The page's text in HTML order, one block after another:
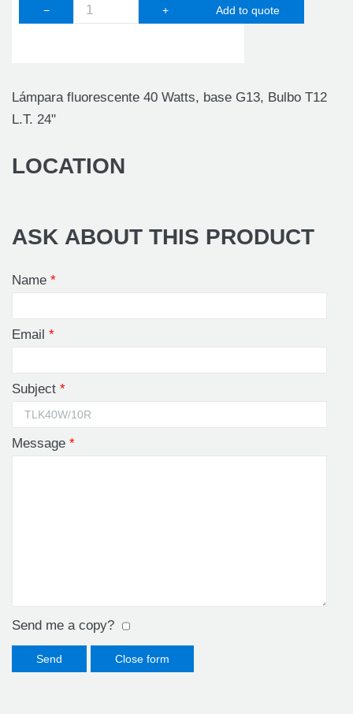
− +
Lámpara fluorescente 40 Watts, base G13, Bulbo T12
L.T. 24"
LOCATION
ASK ABOUT THIS PRODUCT
Name *
Email *
Subject *
Message *
Send me a copy?
Send Close form